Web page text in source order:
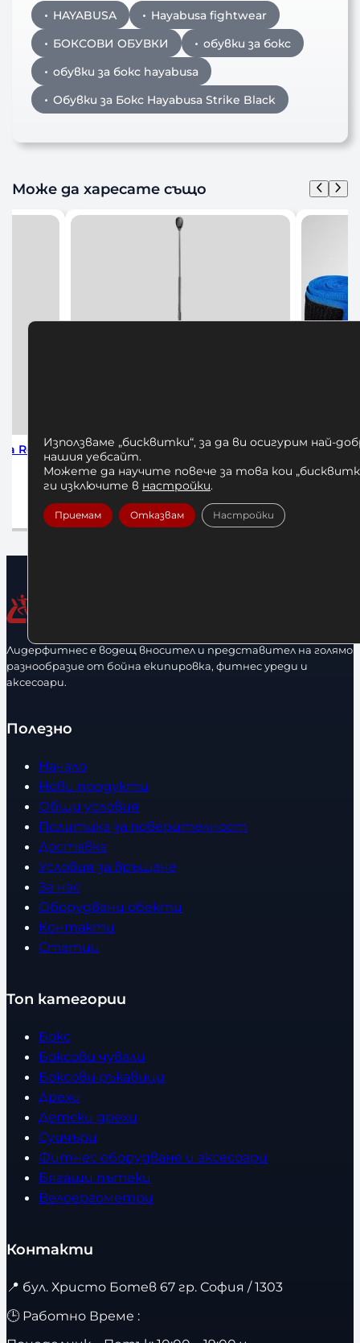
HAYABUSA
Hayabusa fightwear
БОКСОВИ ОБУВКИ
обувки за бокс
обувки за бокс hayabusa
Обувки за Бокс Hayabusa Strike Black
Може да харесате също
Бинтове за Бокс Hayabusa Blue
23,00€/ 44,98 лв.
Бинтове
Лидерфитнес е водещ вносител и представител на голямо
разнообразие от бойна екипировка, фитнес уреди и
аксесоари.
Полезно
Начало
Нови продукти
Общи условия
Политика за поверителност
Доставка
Условия за връщане
За нас
Оборудвани обекти
Контакти
Статии
Топ категории
Бокс
Боксови чували
Боксови ръкавици
Дрехи
Детски дрехи
Суичъри
Фитнес оборудване и аксесоари
Бягащи пътеки
Велоергометри
Контакти
📍 бул. Христо Ботев 67 гр. София / 1303
🕒 Работно Време :
Използваме „бисквитки“, за да ви осигурим най-
нашия уебсайт.
Можете да научите повече за това кои
ги изключите в настройки.
Приемам Отказвам Настройки